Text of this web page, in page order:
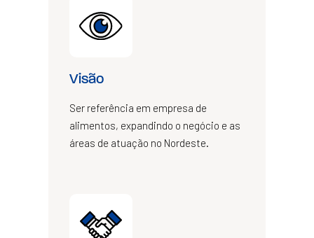
Visão
Ser referência em empresa de
alimentos, expandindo o negócio e as
áreas de atuação no Nordeste.